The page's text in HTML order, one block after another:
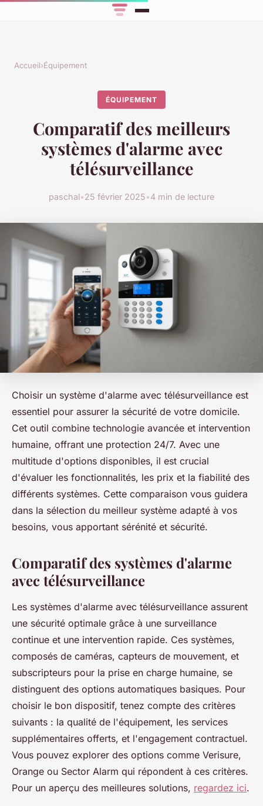
Accueil›Équipement
ÉQUIPEMENT
Comparatif des meilleurs
systèmes d'alarme avec
télésurveillance
paschal•25 février 2025•4 min de lecture
Choisir un système d'alarme avec télésurveillance est
essentiel pour assurer la sécurité de votre domicile.
Cet outil combine technologie avancée et intervention
humaine, offrant une protection 24/7. Avec une
multitude d'options disponibles, il est crucial
d'évaluer les fonctionnalités, les prix et la fiabilité des
différents systèmes. Cette comparaison vous guidera
dans la sélection du meilleur système adapté à vos
besoins, vous apportant sérénité et sécurité.
Comparatif des systèmes d'alarme
avec télésurveillance
Les systèmes d'alarme avec télésurveillance assurent
une sécurité optimale grâce à une surveillance
continue et une intervention rapide. Ces systèmes,
composés de caméras, capteurs de mouvement, et
subscripteurs pour la prise en charge humaine, se
distinguent des options automatiques basiques. Pour
choisir le bon dispositif, tenez compte des critères
suivants : la qualité de l'équipement, les services
supplémentaires offerts, et l'engagement contractuel.
Vous pouvez explorer des options comme Verisure,
Orange ou Sector Alarm qui répondent à ces critères.
Pour un aperçu des meilleures solutions, regardez ici.